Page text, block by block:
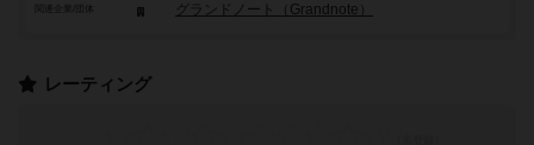
グランドノート（Grandnote）
レーティング